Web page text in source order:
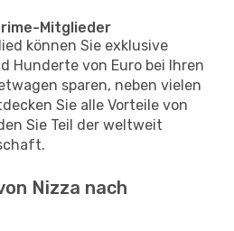
Mitglieder
können Sie exklusive
Hunderte von Euro bei Ihren
sparen, neben vielen
Sie alle Vorteile von
Sie Teil der weltweit
Nizza nach